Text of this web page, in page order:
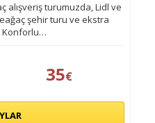
alışveriş turumuzda, Lidl ve
şehir turu ve ekstra
Konforlu…
35€